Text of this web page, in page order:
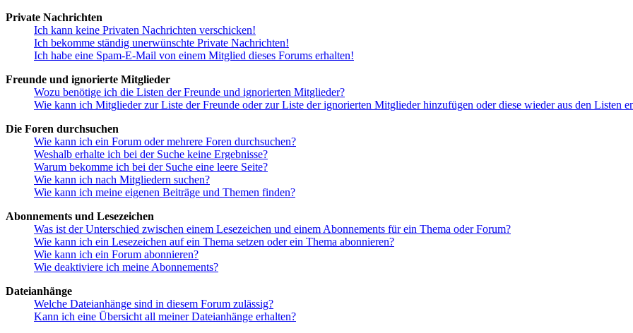
Private Nachrichten
Ich kann keine Privaten Nachrichten verschicken!
Ich bekomme ständig unerwünschte Private Nachrichten!
Ich habe eine Spam-E-Mail von einem Mitglied dieses Forums erhalten!
Freunde und ignorierte Mitglieder
Wozu benötige ich die Listen der Freunde und ignorierten Mitglieder?
Wie kann ich Mitglieder zur Liste der Freunde oder zur Liste der ignorierten Mitglieder hinzufügen oder diese wieder aus den Listen
Die Foren durchsuchen
Wie kann ich ein Forum oder mehrere Foren durchsuchen?
Weshalb erhalte ich bei der Suche keine Ergebnisse?
Warum bekomme ich bei der Suche eine leere Seite?
Wie kann ich nach Mitgliedern suchen?
Wie kann ich meine eigenen Beiträge und Themen finden?
Abonnements und Lesezeichen
Was ist der Unterschied zwischen einem Lesezeichen und einem Abonnements für ein Thema oder Forum?
Wie kann ich ein Lesezeichen auf ein Thema setzen oder ein Thema abonnieren?
Wie kann ich ein Forum abonnieren?
Wie deaktiviere ich meine Abonnements?
Dateianhänge
Welche Dateianhänge sind in diesem Forum zulässig?
Kann ich eine Übersicht all meiner Dateianhänge erhalten?